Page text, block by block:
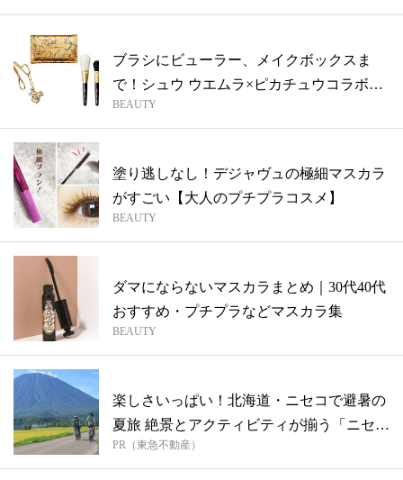
ブラシにビューラー、メイクボックスま
で！シュウ ウエムラ×ピカチュウコラボが
とに...
BEAUTY
塗り逃しなし！デジャヴュの極細マスカラ
がすごい【大人のプチプラコスメ】
BEAUTY
ダマにならないマスカラまとめ｜30代40代
おすすめ・プチプラなどマスカラ集
BEAUTY
楽しさいっぱい！北海道・ニセコで避暑の
夏旅 絶景とアクティビティが揃う「ニセコ
東...
PR（東急不動産）